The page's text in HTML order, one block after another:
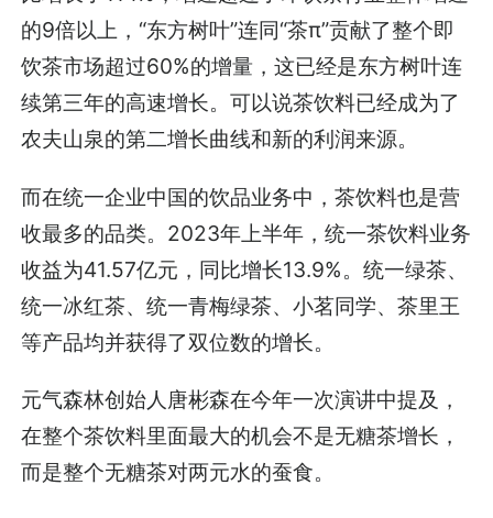
的9倍以上，“东方树叶”连同“茶π”贡献了整个即
饮茶市场超过60%的增量，这已经是东方树叶连
续第三年的高速增长。可以说茶饮料已经成为了
农夫山泉的第二增长曲线和新的利润来源。
而在统一企业中国的饮品业务中，茶饮料也是营
收最多的品类。2023年上半年，统一茶饮料业务
收益为41.57亿元，同比增长13.9%。统一绿茶、
统一冰红茶、统一青梅绿茶、小茗同学、茶里王
等产品均并获得了双位数的增长。
元气森林创始人唐彬森在今年一次演讲中提及，
在整个茶饮料里面最大的机会不是无糖茶增长，
而是整个无糖茶对两元水的蚕食。